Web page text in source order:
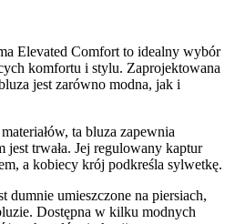
Elevated Comfort to idealny wybór
komfortu i stylu. Zaprojektowana
jest zarówno modna, jak i
ta bluza zapewnia
trwała. Jej regulowany kaptur
a kobiecy krój podkreśla sylwetkę.
dumnie umieszczone na piersiach,
Dostępna w kilku modnych